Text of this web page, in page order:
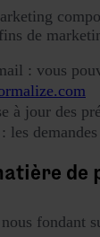
de
: vous
à jour des
les
de
fondant